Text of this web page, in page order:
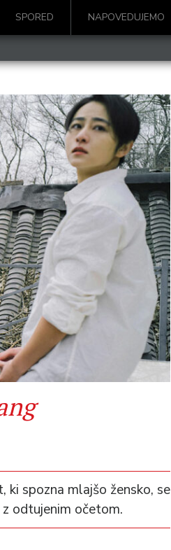
SPORED NAPOVEDUJEMO
ki spozna mlajšo žensko, se
odtujenim očetom.